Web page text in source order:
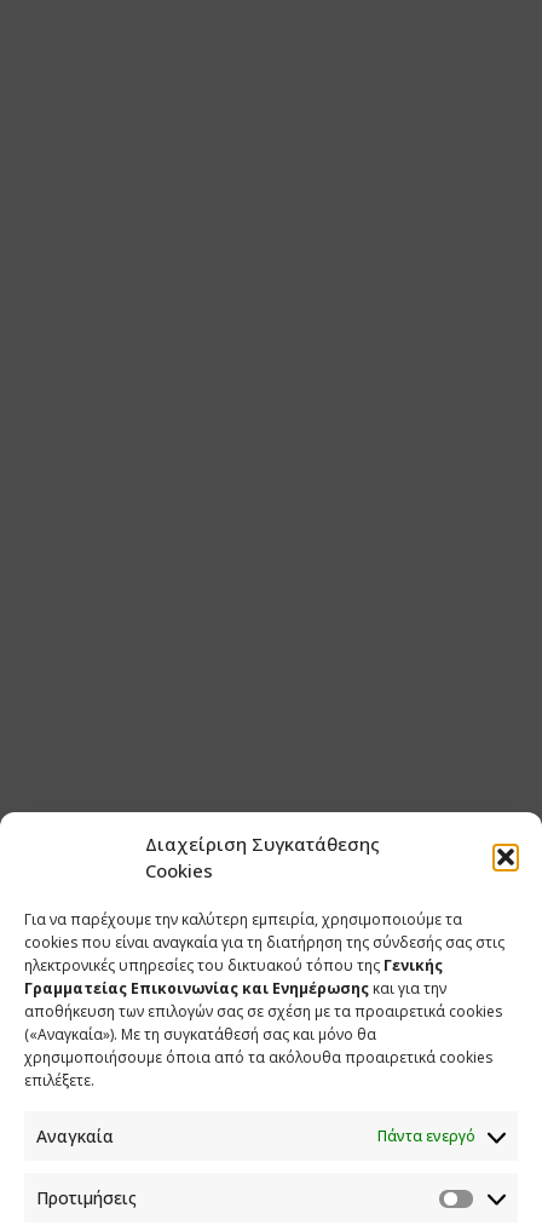
Διαχείριση Συγκατάθεσης
Cookies
Για να παρέχουμε την καλύτερη εμπειρία, χρησιμοποιούμε τα
cookies που είναι αναγκαία για τη διατήρηση της σύνδεσής σας στις
ηλεκτρονικές υπηρεσίες του δικτυακού τόπου της Γενικής
Γραμματείας Επικοινωνίας και Ενημέρωσης και για την
αποθήκευση των επιλογών σας σε σχέση με τα προαιρετικά cookies
(«Αναγκαία»). Με τη συγκατάθεσή σας και μόνο θα
χρησιμοποιήσουμε όποια από τα ακόλουθα προαιρετικά cookies
επιλέξετε.
Αναγκαία Πάντα ενεργό
Προτιμήσεις